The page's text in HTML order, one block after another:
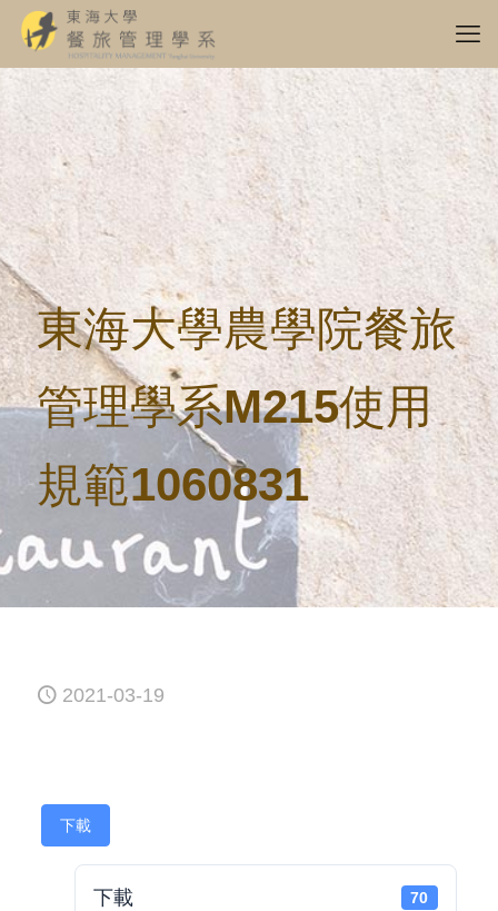
東海大學農學院餐旅
管理學系M215使用
規範1060831
2021-03-19
下載
下載 70